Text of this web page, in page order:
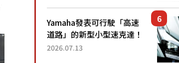
眼！ 配備豐富、超越售價
水準，堪稱高CP值代表的
「...
Yamaha發表可行駛「高速
道路」的新型小型速克達！
搭載能享受超強勁「渦輪
2026.07.13